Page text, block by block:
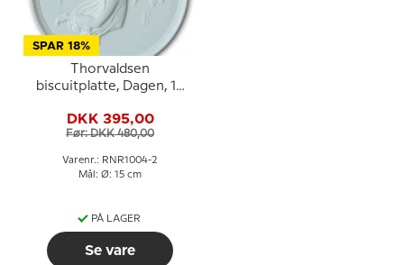
SPAR 18%
Thorvaldsen
biscuitplatte, Dagen, 15
DKK 395,00
Før: DKK 480,00
Varenr.: RNR1004-2
Mål: Ø: 15 cm
PÅ LAGER
Se vare